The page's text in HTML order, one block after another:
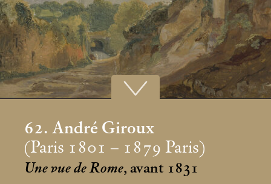
62. André Giroux
(Paris 1801 – 1879 Paris)
Une vue de Rome, avant 1831